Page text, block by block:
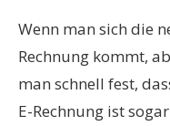
Wenn man sich die
Rechnung kommt,
man schnell fest,
E-Rechnung ist